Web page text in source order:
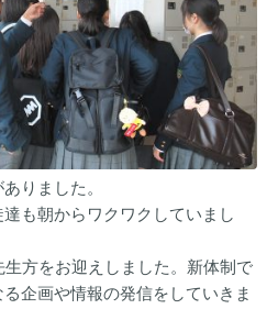
りました。
も朝からワクワクしていまし
方をお迎えしました。新体制で
企画や情報の発信をしていきま